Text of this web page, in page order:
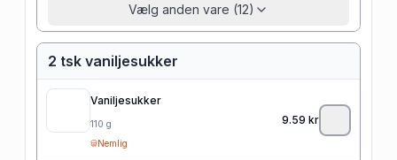
Vælg anden vare (12)
2 tsk vaniljesukker
Vaniljesukker
110 g
Nemlig
9.59 kr